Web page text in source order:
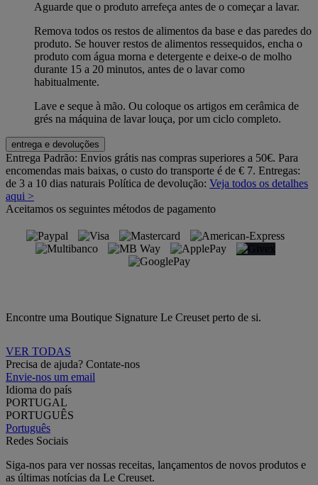
Aguarde que o produto arrefeça antes de o começar a lavar.
Remova todos os restos de alimentos da base e das paredes do
produto. Se houver restos de alimentos ressequidos, encha o
produto com água morna e detergente e deixe-o de molho
durante 15 a 20 minutos, antes de o lavar como
habitualmente.
Lave e seque à mão. Ou coloque os artigos em cerâmica de
grés na máquina de lavar louça, por um ciclo completo.
entrega e devoluções
Entrega Padrão: Envios grátis nas compras superiores a 50€. Para
encomendas mais baixas, o custo do transporte é de € 7. Entregas:
de 3 a 10 dias naturais Política de devolução: Veja todos os detalhes
aqui >
Aceitamos os seguintes métodos de pagamento
Encontre uma Boutique Signature Le Creuset perto de si.
VER TODAS
Precisa de ajuda? Contate-nos
Envie-nos um email
Idioma do país
PORTUGAL
PORTUGUÊS
Português
Redes Sociais
Siga-nos para ver nossas receitas, lançamentos de novos produtos e
as últimas notícias da Le Creuset.